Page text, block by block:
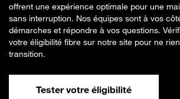
offrent une expérience optimale pour une
sans interruption. Nos équipes sont à vos
démarches et répondre à vos questions.
votre éligibilité fibre sur notre site pour ne
transition.
Tester votre éligibilité